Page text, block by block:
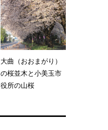
大曲（おおまがり）
の桜並木と小美玉市
役所の山桜